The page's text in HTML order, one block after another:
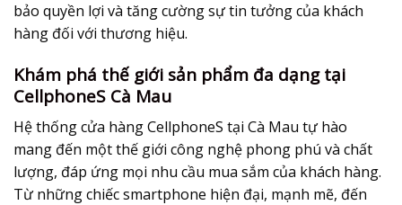
bảo quyền lợi và tăng cường sự tin tưởng của khách
hàng đối với thương hiệu.
Khám phá thế giới sản phẩm đa dạng tại
CellphoneS Cà Mau
Hệ thống cửa hàng CellphoneS tại Cà Mau tự hào
mang đến một thế giới công nghệ phong phú và chất
lượng, đáp ứng mọi nhu cầu mua sắm của khách hàng.
Từ những chiếc smartphone hiện đại, mạnh mẽ, đến